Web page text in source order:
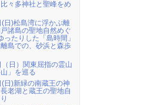
々多神社と聖峰をめ
日)松島湾に浮かぶ離
諸島の聖地自然めぐ
ったりした「島時間」
島での、砂浜と森歩
日）関東屈指の霊山
山」を巡る
日)新緑の南蔵王の神
老湖と蔵王の聖地自